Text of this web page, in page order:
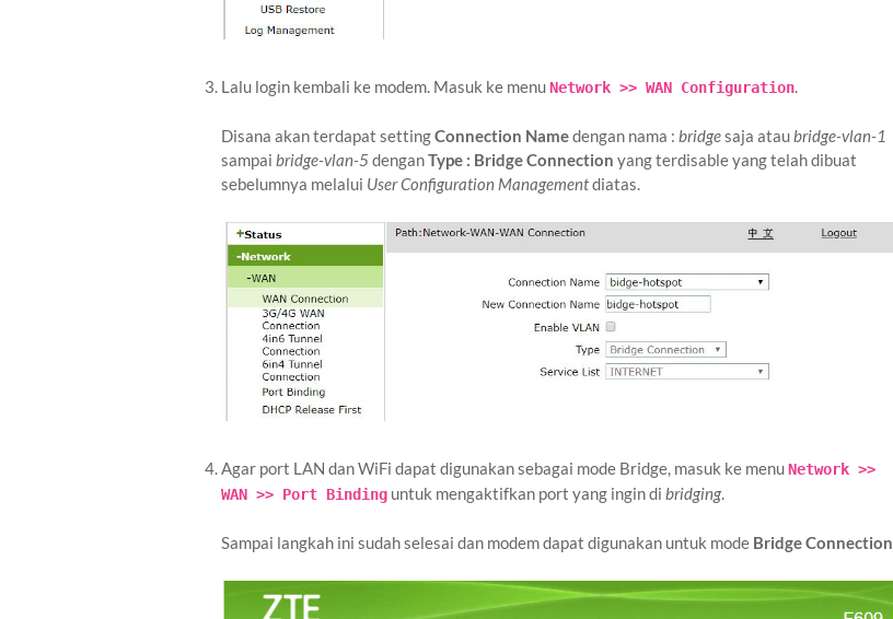
Lalu login kembali ke modem. Masuk ke menuNetwork >> WAN Configuration.
Disana akan terdapat settingConnection Namedengan nama : bridgesaja ataubridge-vlan-1
sampai bridge-vlan-5 denganType : Bridge Connection yang terdisable yang telah dibuat
sebelumnya melalui User Configuration Managementdiatas.
Agar port LAN dan WiFi dapat digunakan sebagai mode Bridge, masuk ke menuNetwork >>
WAN >> Port Binding untuk mengaktifkan port yang ingin di bridging.
Sampai langkah ini sudah selesai dan modem dapat digunakan untuk mode Bridge Connection